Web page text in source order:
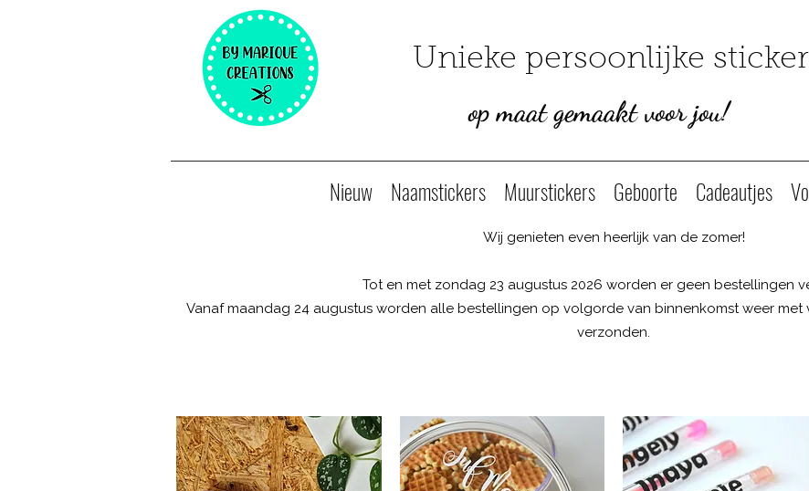
Unieke persoonlijke
op maat gemaakt voor jou!
Nieuw Naamstickers Muurstickers Geboorte Cadeautjes
Wij genieten even heerlijk van de zomer!
Tot en met zondag 23 augustus 2026 worden er geen bestellingen
Vanaf maandag 24 augustus worden alle bestellingen op volgorde van binnenkomst weer
verzonden.